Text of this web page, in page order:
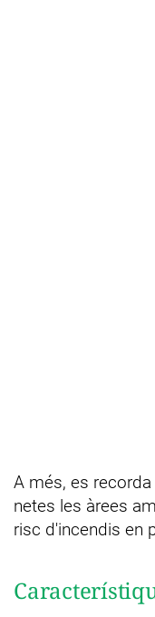
A més, es
netes les àrees
risc d'incendis en